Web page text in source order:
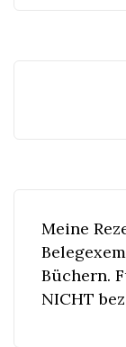
Meine
Büchern.
NICHT